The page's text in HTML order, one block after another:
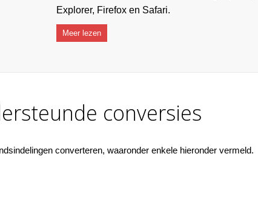
Explorer, Firefox en Safari.
Meer lezen
conversies
converteren, waaronder enkele hieronder vermeld.